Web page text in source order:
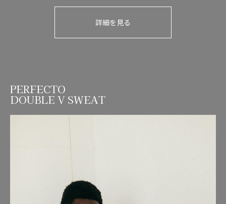
詳細を見る
PERFECTO
DOUBLE V SWEAT